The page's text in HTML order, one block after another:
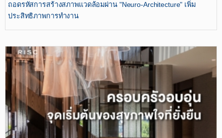
ถอดรหัสการสร้างสภาพแวดล้อมผ่าน​ "Neuro-Architecture" เพิ่ม
ประสิทธิภาพการทำงาน​